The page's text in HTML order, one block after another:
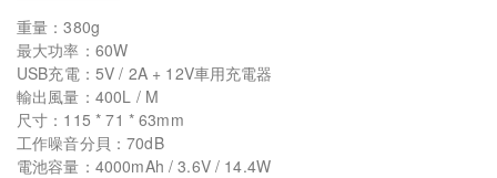
重量：380g
最大功率：60W
USB充電：5V / 2A + 12V車用充電器
輸出風量：400L / M
尺寸：115 * 71 * 63mm
工作噪音分貝：70dB
電池容量：4000mAh / 3.6V / 14.4W